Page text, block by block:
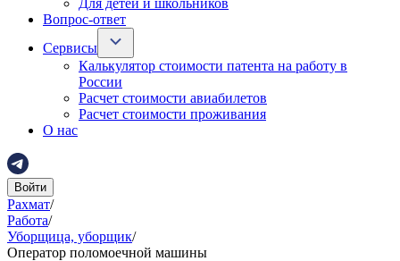
Для детей и школьников
Вопрос-ответ
Сервисы
Калькулятор стоимости патента на работу в
России
Расчет стоимости авиабилетов
Расчет стоимости проживания
О нас
Войти
Рахмат/
Работа/
Уборщица, уборщик/
Оператор поломоечной машины